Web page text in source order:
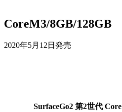
CoreM3/8GB/128GB
2020年5月12日発売
SurfaceGo2 第2世代 Core